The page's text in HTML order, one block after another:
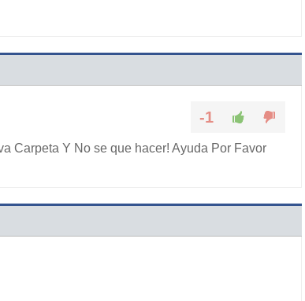
Carpeta Y No se que hacer! Ayuda Por Favor
-1